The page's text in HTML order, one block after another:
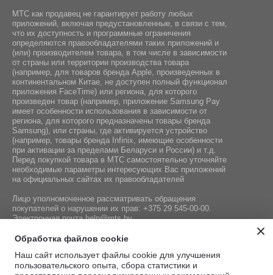
МТС как продавец не гарантирует работу любых
приложений, включая предустановленные, в связи с тем,
что их доступность и программные ограничения
определяются правообладателями таких приложений и
(или) производителем товара, в том числе в зависимости
от страны или территории производства товара
(например, для товаров бренда Apple, произведенных в
континентальном Китае, не доступен полный функционал
приложения FaceTime) или региона, для которого
произведен товар (например, приложение Samsung Pay
имеет особенности использования в зависимости от
региона, для которого предназначены товары бренда
Samsung), или страны, где активируется устройство
(например, товары бренда Infiniх, имеющие особенности
при активации за пределами Беларуси и России) и т.д.
Перед покупкой товара в МТС самостоятельно уточняйте
необходимые параметры интересующих Вас приложений
на официальных сайтах их правообладателей
Лицо уполномоченное рассматривать обращения
покупателей о нарушении их прав: +375 29 545-00-00.
Электронная почтаhelp@mts.by
Номер телефона работников местных исполнительных и
регистрации СООО «Мобильные ТелеСистемы»,
уполномоченных рассматривать обращения покупателей:
Обработка файлов cookie
Наш сайт использует файлы cookie для улучшения
пользовательского опыта, сбора статистики и